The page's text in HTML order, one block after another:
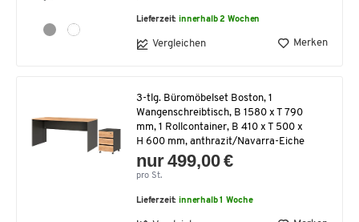
Lieferzeit:innerhalb 2 Wochen
Vergleichen Merken
3-tlg. Büromöbelset Boston, 1
Wangenschreibtisch, B 1580 x T 790
mm, 1 Rollcontainer, B 410 x T 500 x
H 600 mm, anthrazit/Navarra-Eiche
nur 499,00 €
pro St.
Lieferzeit:innerhalb 1 Woche